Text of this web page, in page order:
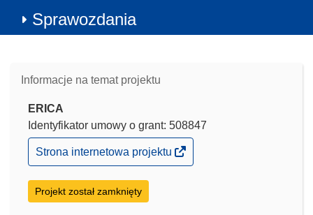
Sprawozdania
Informacje na temat projektu
ERICA
Identyfikator umowy o grant: 508847
(odnośnik
otworzy
w
nowym
Strona internetowa projektu
Projekt został zamknięty